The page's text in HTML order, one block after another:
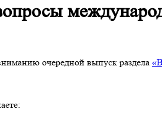
очередной выпуск раздела